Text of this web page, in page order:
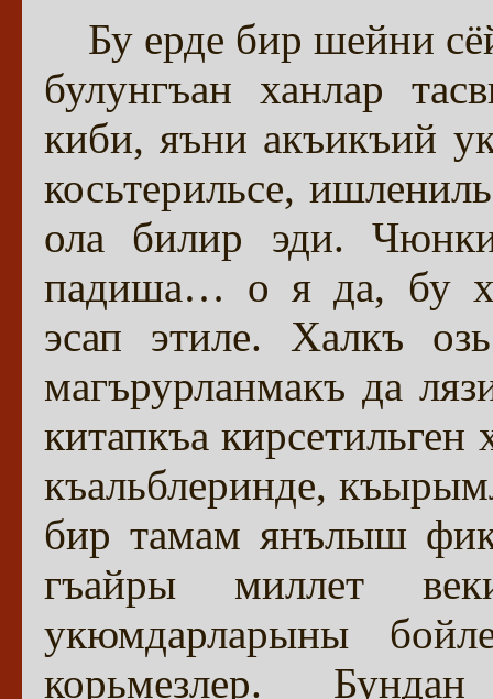
Бу ерде бир шейни
булунгъан ханлар
киби, яъни акъикъий
косьтерильсе,
ола билир эди.
падиша… о я да, бу
эсап этиле. Халкъ
магърурланмакъ да
китапкъа
къальблеринде,
бир тамам янълыш
гъайры миллет
укюмдарларыны
корьмезлер.